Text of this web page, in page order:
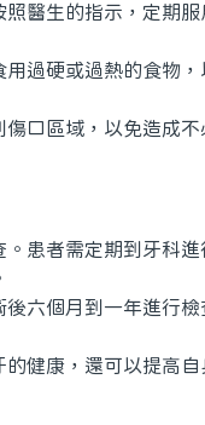
醫生的指示，定期服
過硬或過熱的食物，
口區域，以免造成不
患者需定期到牙科進
六個月到一年進行檢
健康，還可以提高自